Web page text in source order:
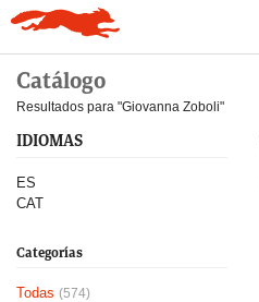
Catálogo
Resultados para "Giovanna Zoboli"
IDIOMAS
ES
CAT
Categorías
Todas (574)